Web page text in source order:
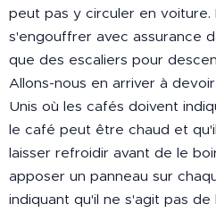
peut pas y circuler en voiture.
s'engouffrer avec assurance
que des escaliers pour
Allons-nous en arriver à
Unis où les cafés doivent
le café peut être chaud et
laisser refroidir avant de le
apposer un panneau sur
indiquant qu'il ne s'agit pas